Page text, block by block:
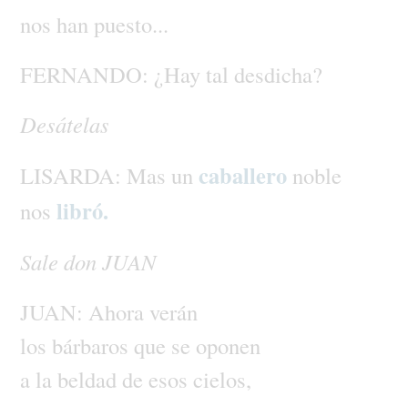
nos han puesto...
FERNANDO: ¿Hay tal desdicha?
Desátelas
LISARDA: Mas un caballero noble
nos libró.
Sale don JUAN
JUAN: Ahora verán
los bárbaros que se oponen
a la beldad de esos cielos,